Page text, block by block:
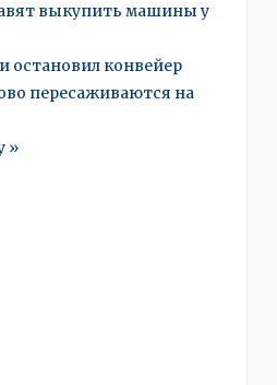
выкупить машины у
остановил конвейер
пересаживаются на
»